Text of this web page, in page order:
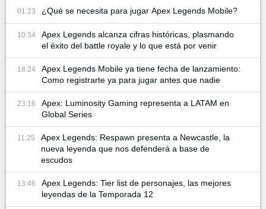
01:23 ¿Qué se necesita para jugar Apex Legends Mobile?
10:34
Apex Legends alcanza cifras históricas, plasmando
el éxito del battle royale y lo que está por venir
18:24
Apex Legends Mobile ya tiene fecha de lanzamiento:
Como registrarte ya para jugar antes que nadie
23:16
Apex: Luminosity Gaming representa a LATAM en
Global Series
11:25
Apex Legends: Respawn presenta a Newcastle, la
nueva leyenda que nos defenderá a base de
escudos
13:46
Apex Legends: Tier list de personajes, las mejores
leyendas de la Temporada 12